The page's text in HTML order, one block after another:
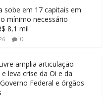
sobe em 17 capitais em
mínimo necessário
8,1 mil
0
amplia articulação
leva crise da Oi e da
Federal e órgãos